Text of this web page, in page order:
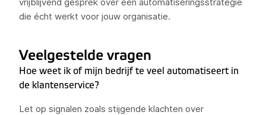
die écht werkt voor jouw organisatie.
Veelgestelde vragen
Hoe weet ik of mijn bedrijf te veel automatiseert in
de klantenservice?
Let op signalen zoals stijgende klachten over